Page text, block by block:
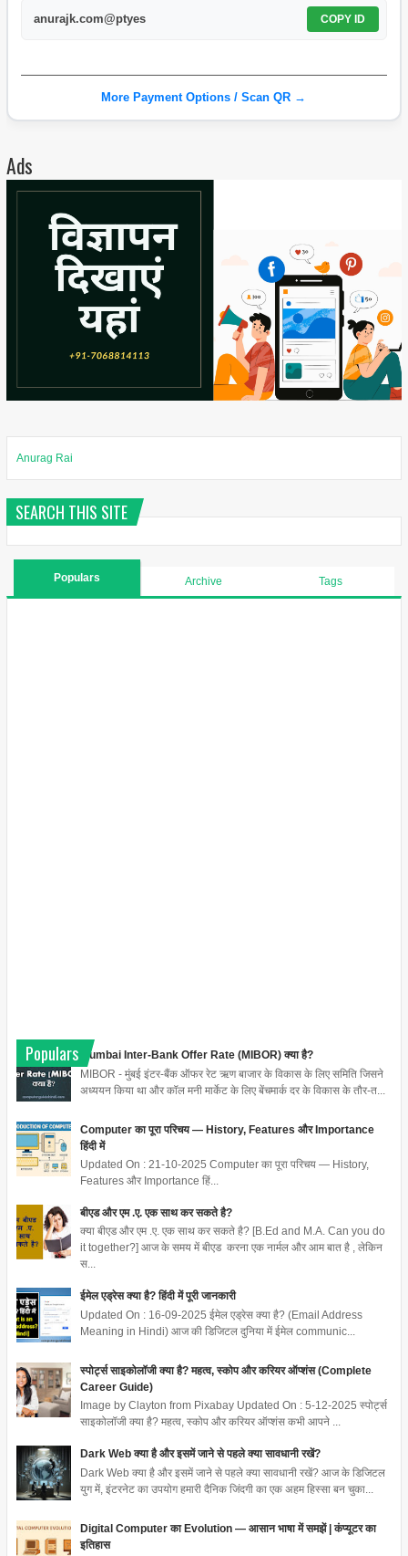
anurajk.com@ptyes COPY ID
More Payment Options / Scan QR →
Ads
Anurag Rai
SEARCH THIS SITE
Populars Archive Tags
Populars
Mumbai Inter-Bank Offer Rate (MIBOR) क्या है?
MIBOR - मुंबई इंटर-बैंक ऑफर रेट ऋण बाजार के विकास के लिए समिति जिसने
अध्ययन किया था और कॉल मनी मार्केट के लिए बेंचमार्क दर के विकास के तौर-त...
Computer का पूरा परिचय — History, Features और Importance
हिंदी में
Updated On : 21-10-2025 Computer का पूरा परिचय — History,
Features और Importance हिं...
बीएड और एम .ए. एक साथ कर सकते है?
क्या बीएड और एम .ए. एक साथ कर सकते है? [B.Ed and M.A. Can you do
it together?] आज के समय में बीएड करना एक नार्मल और आम बात है , लेकिन
स...
ईमेल एड्रेस क्या है? हिंदी में पूरी जानकारी
Updated On : 16-09-2025 ईमेल एड्रेस क्या है? (Email Address
Meaning in Hindi) आज की डिजिटल दुनिया में ईमेल communic...
स्पोर्ट्स साइकोलॉजी क्या है? महत्व, स्कोप और करियर ऑप्शंस (Complete
Career Guide)
Image by Clayton from Pixabay Updated On : 5-12-2025 स्पोर्ट्स
साइकोलॉजी क्या है? महत्व, स्कोप और करियर ऑप्शंस कभी आपने ...
Dark Web क्या है और इसमें जाने से पहले क्या सावधानी रखें?
Dark Web क्या है और इसमें जाने से पहले क्या सावधानी रखें? आज के डिजिटल
युग में, इंटरनेट का उपयोग हमारी दैनिक जिंदगी का एक अहम हिस्सा बन चुका...
Digital Computer का Evolution — आसान भाषा में समझें | कंप्यूटर का
इतिहास